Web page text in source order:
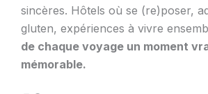
sincères. Hôtels où se (re)poser,
gluten, expériences à vivre
de chaque voyage un moment
mémorable.